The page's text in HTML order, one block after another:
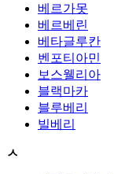
베르가못
베르베린
베타글루칸
벤포티아민
보스웰리아
블랙마카
블루베리
빌베리
ㅅ